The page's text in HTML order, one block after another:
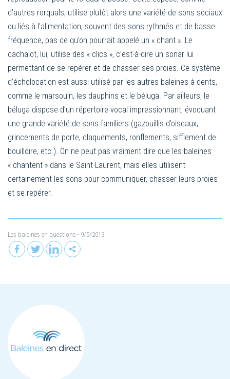
d’autres rorquals, utilise plutôt alors une variété de sons sociaux
ou liés à l’alimentation, souvent des sons rythmés et de basse
fréquence, pas ce qu’on pourrait appelé un « chant ». Le
cachalot, lui, utilise des « clics », c’est-à-dire un sonar lui
permettant de se repérer et de chasser ses proies. Ce système
d’écholocation est aussi utilisé par les autres baleines à dents,
comme le marsouin, les dauphins et le béluga. Par ailleurs, le
béluga dispose d’un répertoire vocal impressionnant, évoquant
une grande variété de sons familiers (gazouillis d’oiseaux,
grincements de porte, claquements, ronflements, sifflement de
bouilloire, etc.). On ne peut pas vraiment dire que les baleines
« chantent » dans le Saint-Laurent, mais elles utilisent
certainement les sons pour communiquer, chasser leurs proies
et se repérer.
Les baleines en questions - 9/5/2013